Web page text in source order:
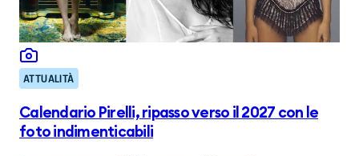
ATTUALITÀ
Calendario Pirelli, ripasso verso il 2027 con le
foto indimenticabili